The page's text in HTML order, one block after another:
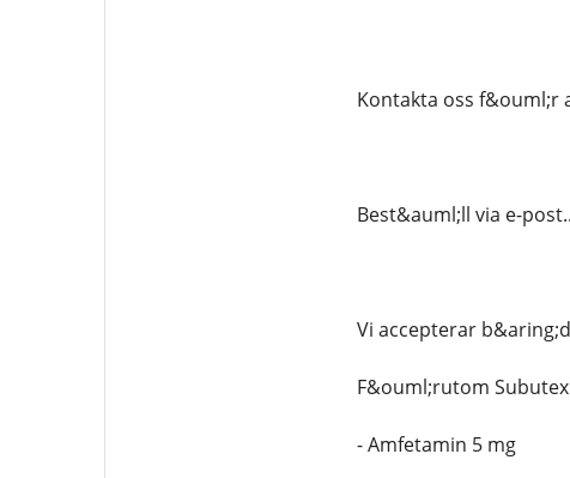
Kontakta oss f&ouml;r
Best&auml;ll via e-
Vi accepterar
F&ouml;rutom
- Amfetamin 5 mg